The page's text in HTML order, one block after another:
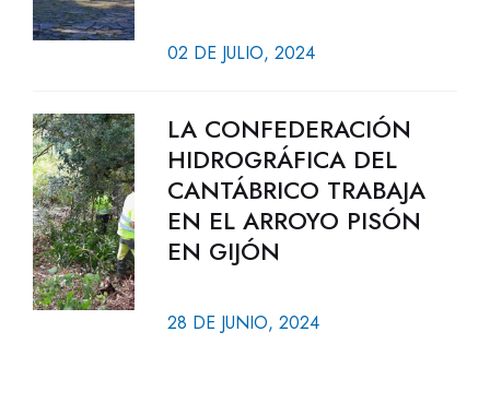
02 DE JULIO, 2024
LA CONFEDERACIÓN
HIDROGRÁFICA DEL
CANTÁBRICO TRABAJA
EN EL ARROYO PISÓN
EN GIJÓN
28 DE JUNIO, 2024